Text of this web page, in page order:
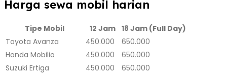
Harga sewa mobil harian
Tipe Mobil 12 Jam 18 Jam (Full Day)
Toyota Avanza
450.000
650.000
Honda Mobilio
450.000
650.000
Suzuki Ertiga
450.000
650.000